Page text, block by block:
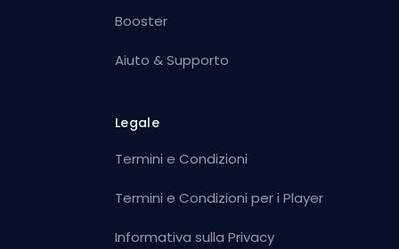
Booster
Aiuto & Supporto
Legale
Termini e Condizioni
Termini e Condizioni per i Player
Informativa sulla Privacy